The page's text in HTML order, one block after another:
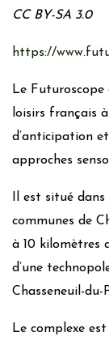
CC BY-SA 3.0
https://
Le
loisirs français
d’anticipation
approches
Il est situé
communes de
à 10 kilomètres
d’une
Chasseneuil-du-
Le complexe